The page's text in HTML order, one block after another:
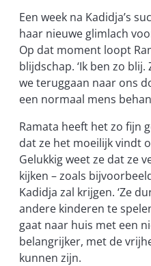
Een week na Kadidja’s
haar nieuwe glimlach
Op dat moment loopt
blijdschap. ‘Ik ben zo
we teruggaan naar ons
een normaal mens
Ramata heeft het zo fijn
dat ze het moeilijk vindt
Gelukkig weet ze dat ze
kijken – zoals
Kadidja zal krijgen. ‘Ze
andere kinderen te
gaat naar huis met een
belangrijker, met de
kunnen zijn.